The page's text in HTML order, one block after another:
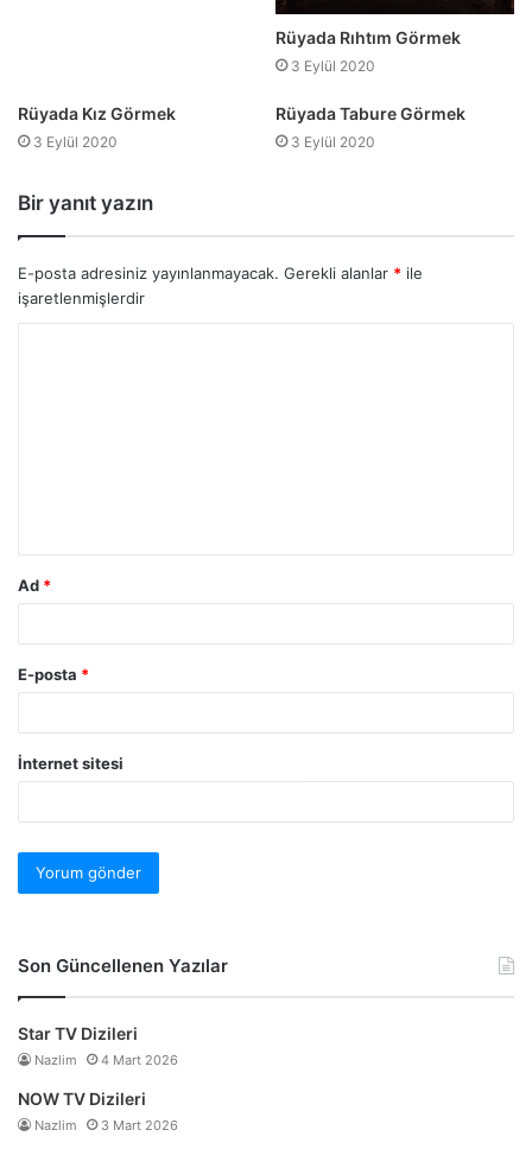
Rüyada Rıhtım Görmek
3 Eylül 2020
Rüyada Kız Görmek
3 Eylül 2020
Rüyada Tabure Görmek
3 Eylül 2020
Bir yanıt yazın
E-posta adresiniz yayınlanmayacak. Gerekli alanlar * ile
işaretlenmişlerdir
Ad *
E-posta *
İnternet sitesi
Son Güncellenen Yazılar
Star TV Dizileri
Nazlim 4 Mart 2026
NOW TV Dizileri
Nazlim 3 Mart 2026